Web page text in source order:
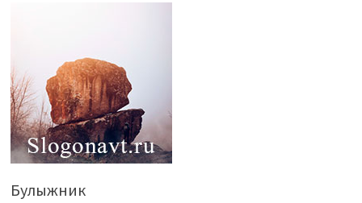
Булыжник